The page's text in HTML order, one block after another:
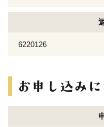
6220126